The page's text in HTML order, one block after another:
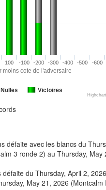
moins cote de l'adversaire
Nulles Victoires
100 -100 -200 -300 -400 -500 -600
défaite avec les blancs du
3 ronde 2) au Thursday, May
du Thursday, April 2, 2026
May 21, 2026 (Montcalm